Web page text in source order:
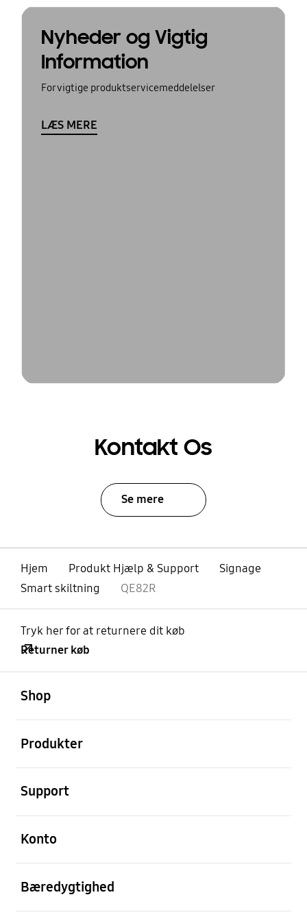
Nyheder og Vigtig
Information
For vigtige produktservicemeddelelser
LÆS MERE
Kontakt Os
Se mere
Hjem Produkt Hjælp & Support
Signage
Smart skiltning
QE82R
Tryk her for at returnere dit køb
Returner køb
Shop
Produkter
Support
Konto
Bæredygtighed